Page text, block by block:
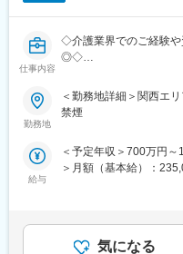
仕事内容
◇介護業界でのご経験や
◎◇
介護・医療・障がい福
ジャーとして5か所程度
いたします。
■職務内容：
〇新規施設の立ち上げ
ど、連携先の開拓)
勤務地
＜勤務地詳細＞関西エ
禁煙
給与
＜予定年収＞700万円
＞月額（基本給）：
給与補足＞【上位職へ
設を管理する『エリア
気になる